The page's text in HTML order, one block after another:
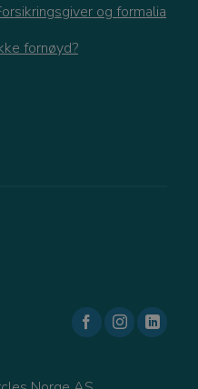
og formalia
fornøyd?www.google.com